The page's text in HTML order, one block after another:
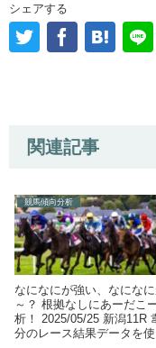
シェアする
関連記事
競馬傾向分析
なになにが強い、なにな
～？ 根拠なしにあーだこ
析！ 2025/05/25 新潟11R
分のレース結果データを使